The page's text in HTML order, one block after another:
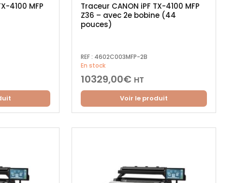
4100 MFP
Traceur CANON iPF TX-4100 MFP
Z36 – avec 2e bobine (44
pouces)
REF : 4602C003MFP-2B
En stock
10329,00€ HT
Voir le produit